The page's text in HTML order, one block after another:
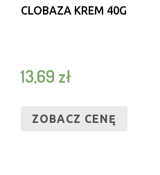
CLOBAZA KREM 40G
13,69 zł
ZOBACZ CENĘ